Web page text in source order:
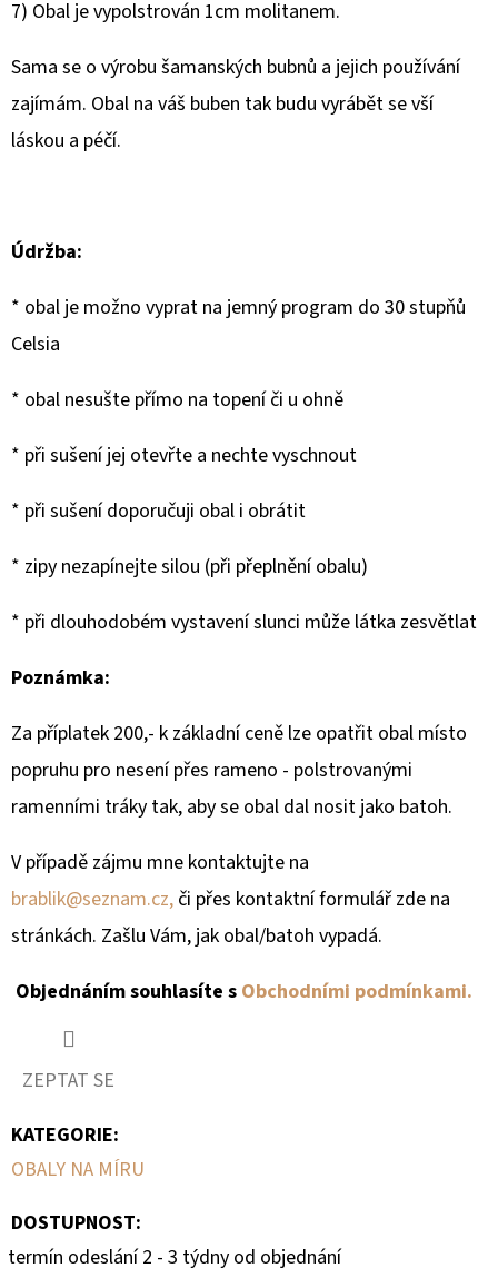
7) Obal je vypolstrován 1cm molitanem.
Sama se o výrobu šamanských bubnů a jejich používání
zajímám. Obal na váš buben tak budu vyrábět se vší
láskou a péčí.
Údržba:
* obal je možno vyprat na jemný program do 30 stupňů
Celsia
* obal nesušte přímo na topení či u ohně
* při sušení jej otevřte a nechte vyschnout
* při sušení doporučuji obal i obrátit
* zipy nezapínejte silou (při přeplnění obalu)
* při dlouhodobém vystavení slunci může látka zesvětlat
Poznámka:
Za příplatek 200,- k základní ceně lze opatřit obal místo
popruhu pro nesení přes rameno - polstrovanými
ramenními tráky tak, aby se obal dal nosit jako batoh.
V případě zájmu mne kontaktujte na
brablik@seznam.cz, či přes kontaktní formulář zde na
stránkách. Zašlu Vám, jak obal/batoh vypadá.
Objednáním souhlasíte s Obchodními podmínkami.
ZEPTAT SE
KATEGORIE:
OBALY NA MÍRU
DOSTUPNOST:
termín odeslání 2 - 3 týdny od objednání